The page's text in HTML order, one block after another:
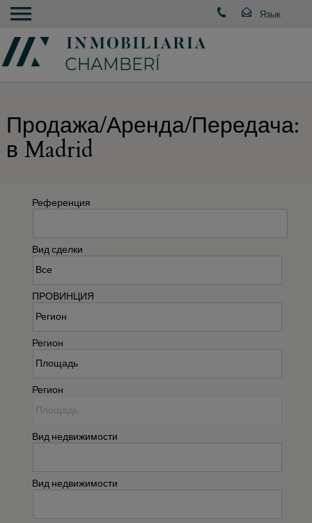
Продажа/Аренда/Передача:
в Madrid
Референция
Вид сделки
ПРОВИНЦИЯ
Регион
Регион
Вид недвижимости
Вид недвижимости